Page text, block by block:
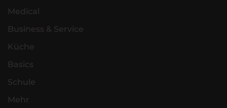
Medical
Business & Service
Küche
Basics
Schule
Mehr